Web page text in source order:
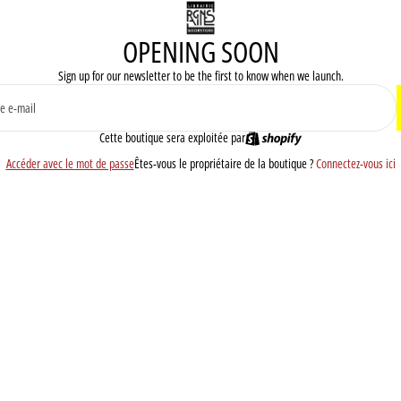
OPENING SOON
Sign up for our newsletter to be the first to know when we launch.
Cette boutique sera exploitée par
Accéder avec le mot de passeÊtes-vous le propriétaire de la boutique ?Connectez-vous ici